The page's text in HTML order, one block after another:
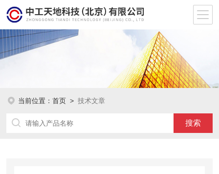
当前位置：首页 >技术文章